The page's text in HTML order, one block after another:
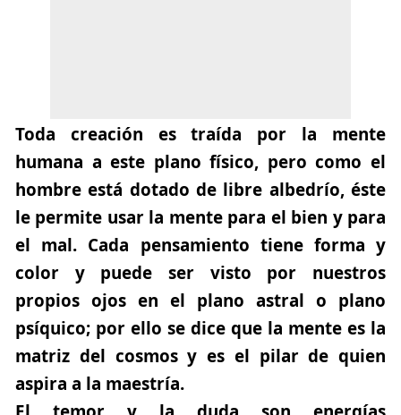
Toda creación es traída por la mente
humana a este plano físico, pero como el
hombre está dotado de libre albedrío, éste
le permite usar la mente para el bien y para
el mal. Cada pensamiento tiene forma y
color y puede ser visto por nuestros
propios ojos en el plano astral o plano
psíquico; por ello se dice que la mente es la
matriz del cosmos y es el pilar de quien
aspira a la maestría.